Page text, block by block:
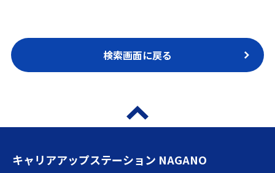
検索画面に戻る
キャリアアップステーション NAGANO